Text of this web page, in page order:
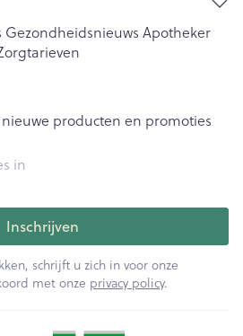
Gezondheidsnieuws Apotheker
producten en promoties
Inschrijven
schrijft u zich in voor onze
met onze privacy policy.